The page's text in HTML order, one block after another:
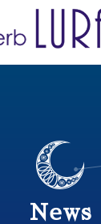
News